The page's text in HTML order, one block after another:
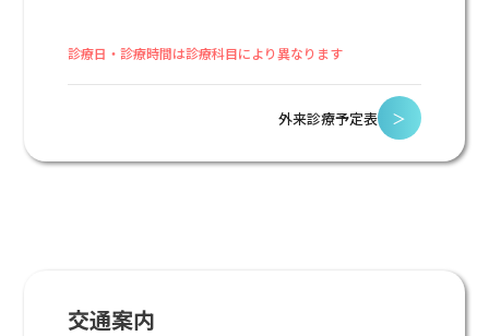
診療日・診療時間は診療科目により異なります
外来診療予定表 ＞
交通案内